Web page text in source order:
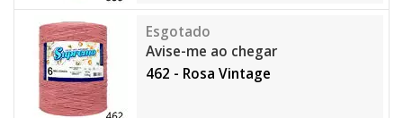
Avise-me ao chegar
462 - Rosa Vintage